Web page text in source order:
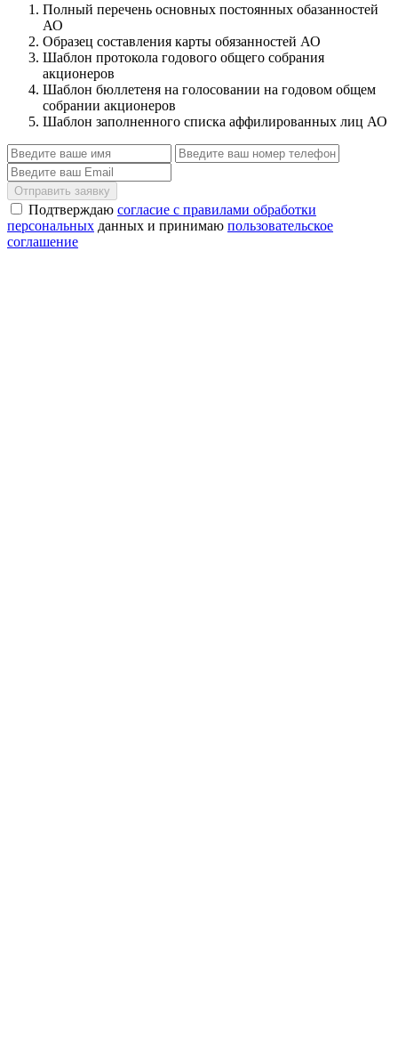
Полный перечень основных постоянных обазанностей
АО
Образец составления карты обязанностей АО
Шаблон протокола годового общего собрания
акционеров
Шаблон бюллетеня на голосовании на годовом общем
собрании акционеров
Шаблон заполненного списка аффилированных лиц АО
Отправить заявку
Подтверждаю согласие с правилами обработки
персональных данных и принимаю пользовательское
соглашение